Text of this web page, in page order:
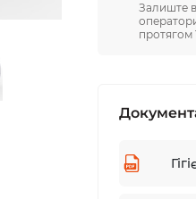
Залиште
протягом